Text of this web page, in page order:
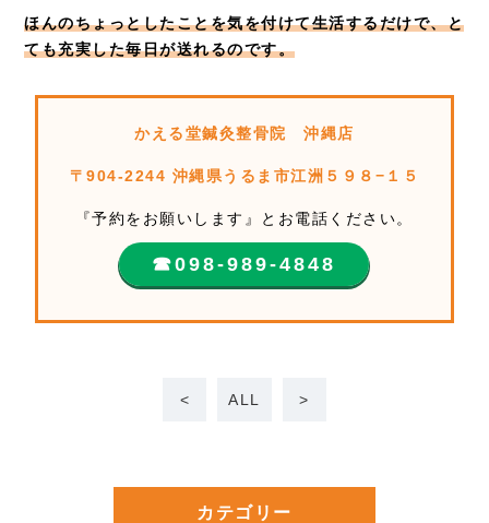
ほんのちょっとしたことを気を付けて生活するだけで、と
ても充実した毎日が送れるのです。
かえる堂鍼灸整骨院 沖縄店
〒904-2244 沖縄県うるま市江洲５９８−１５
『予約をお願いします』とお電話ください。
☎︎098-989-4848
< ALL >
カテゴリー